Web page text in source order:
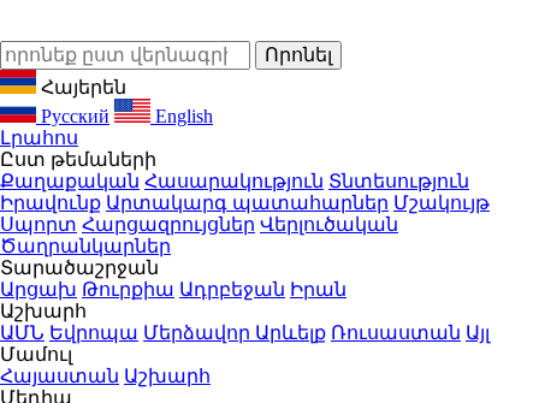
Հայերեն
Русский
English
Լրահոս
Ըստ թեմաների
Քաղաքական Հասարակություն Տնտեսություն
Իրավունք Արտակարգ պատահարներ Մշակույթ
Սպորտ Հարցազրույցներ Վերլուծական
Ծաղրանկարներ
Տարածաշրջան
Արցախ Թուրքիա Ադրբեջան Իրան
Աշխարհ
ԱՄՆ Եվրոպա Մերձավոր Արևելք Ռուսաստան Այլ
Մամուլ
Հայաստան Աշխարհ
Մեդիա